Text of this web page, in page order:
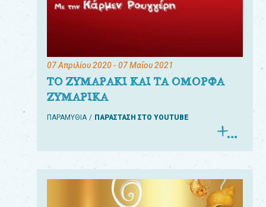
07 Απριλίου 2020- 07 Μαΐου 2021
ΤΟ ΖΥΜΑΡΑΚΙ ΚΑΙ ΤΑ ΟΜΟΡΦΑ
ΖΥΜΑΡΙΚΑ
ΠΑΡΑΜΥΘΙΑ ΠΑΡΑΣΤΑΣΗ ΣΤΟ YOUTUBE